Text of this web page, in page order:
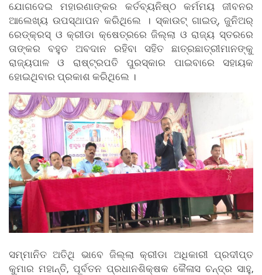
ଯୋଗଦେଇ ମହାରଣାଙ୍କର କର୍ତବ୍ୟନିଷ୍ଠ କର୍ମମୟ ଜୀବନର
ଆଲେଖ୍ୟ ଉପସ୍ଥାପନ କରିଥିଲେ । ସ୍କାଉଟ୍ ଗାଇଡ୍, ଜୁନିଅର୍
ରେଡ୍କ୍ରସ୍ ଓ କ୍ରୀଡା କ୍ଷେତ୍ରରେ ଜିଲ୍ଲା ଓ ରାଜ୍ୟ ସ୍ତରରେ
ତାଙ୍କର ବହୁତ ଅବଦାନ ରହିବା ସହିତ ଛାତ୍ରଛାତ୍ରୀମାନଙ୍କୁ
ରାଜ୍ୟପାଳ ଓ ରାଷ୍ଟ୍ରପତି ପୁରସ୍କାର ପାଇବାରେ ସହାୟକ
ହୋଇଥିବାର ପ୍ରକାଶ କରିଥିଲେ ।
ସମ୍ମାନିତ ଅତିଥି ଭାବେ ଜିଲ୍ଲା କ୍ରୀଡା ଅଧିକାରୀ ପ୍ରଦୀପ୍ତ
କୁମାର ମହାନ୍ତି, ପୂର୍ବତନ ପ୍ରଧାନଶିକ୍ଷକ କୈଳାସ ଚନ୍ଦ୍ର ସାହୁ,